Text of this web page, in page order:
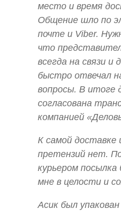
место и время
Общение шло по
почте и Viber.
что
всегда на связи и
быстро отвечал
вопросы. В итоге
согласована
компанией
К самой доставке
претензий нет.
курьером посылка
мне в целости и
Асик был